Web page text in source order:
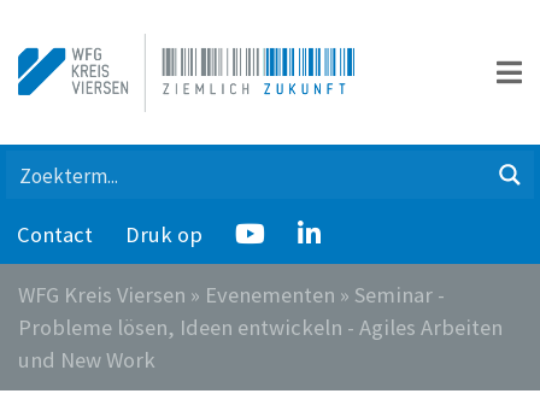
Contact Druk op
WFG Kreis Viersen » Evenementen » Seminar -
Probleme lösen, Ideen entwickeln - Agiles Arbeiten
und New Work